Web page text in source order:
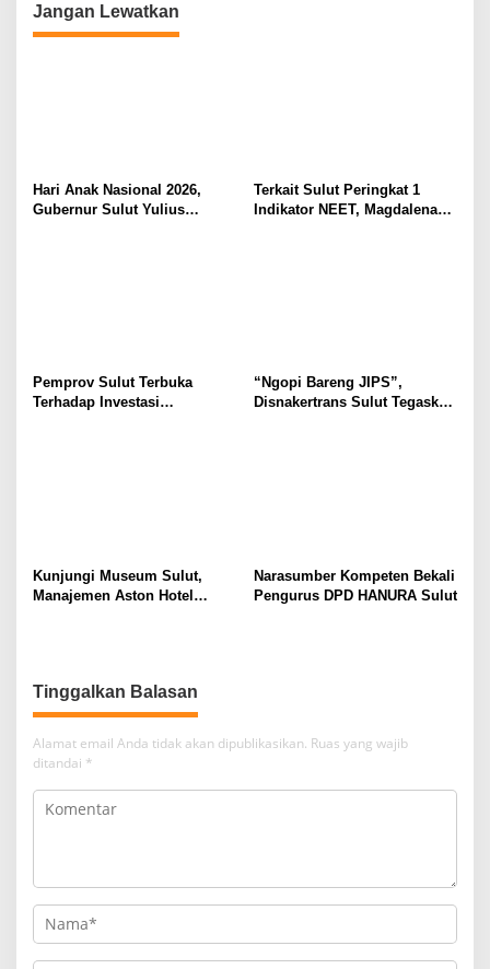
Jangan Lewatkan
Hari Anak Nasional 2026,
Gubernur Sulut Yulius
Terkait Sulut Peringkat 1
Indikator NEET, Magdalena
Pemprov Sulut Terbuka
Terhadap Investasi
“Ngopi Bareng JIPS”,
Disnakertrans Sulut Tegaskan
Kunjungi Museum Sulut,
Manajemen Aston Hotel
Narasumber Kompeten Bekali
Pengurus DPD HANURA Sulut
Tinggalkan Balasan
Alamat email Anda tidak akan dipublikasikan. Ruas yang wajib
ditandai *